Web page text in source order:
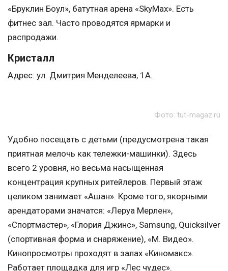
«Бруклин Боул», батутная арена «SkyMax». Есть
фитнес зал. Часто проводятся ярмарки и
распродажи.
Кристалл
Адрес: ул. Дмитрия Менделеева, 1А.
Фото: tut-magaz.ru
Удобно посещать с детьми (предусмотрена такая
приятная мелочь как тележки-машинки). Здесь
всего 2 уровня, но весьма насыщенная
концентрация крупных ритейлеров. Первый этаж
целиком занимает «Ашан». Кроме того, якорными
арендаторами значатся: «Леруа Мерлен»,
«Спортмастер», «Глория Джинс», Samsung, Quicksilver
(спортивная форма и снаряжение), «M. Видео».
Кинопросмотры проходят в залах «Киномакс».
Работает площадка для игр «Лес чудес».